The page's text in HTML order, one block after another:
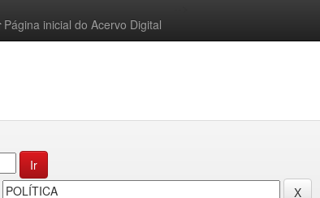
Página inicial do Acervo Digital